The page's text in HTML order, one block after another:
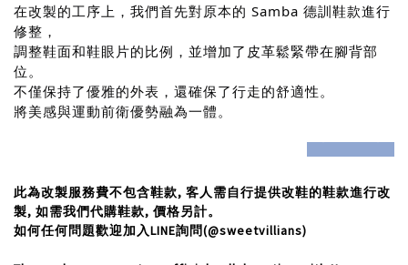
在改製的工序上，我們首先對原本的 Samba 德訓鞋款進行
修整，
調整鞋面和鞋眼片的比例，並增加了皮革鬆緊帶在腳背部
位。
不僅保持了優雅的外表，還確保了行走的舒適性。
將美感與運動前衛優勢融為一體。
此為改製服務費不包含鞋款, 客人需自行提供改鞋的鞋款進行改
製, 如需我們代購鞋款, 價格另計。
如何任何問題歡迎加入LINE詢問(@sweetvillians)